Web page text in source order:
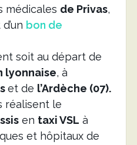
médicales de Privas,
bon de
soit au départ de
lyonnaise, à
et de l’Ardèche (07).
réalisent le
en taxi VSL à
et hôpitaux de